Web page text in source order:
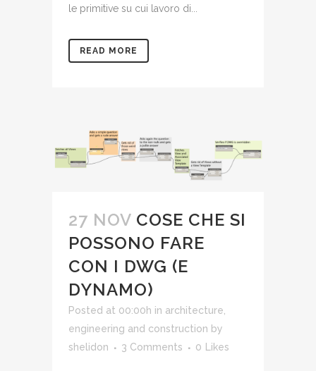
le primitive su cui lavoro di...
READ MORE
27 NOV COSE CHE SI
POSSONO FARE
CON I DWG (E
DYNAMO)
Posted at 00:00h in architecture,
engineering and construction by
shelidon
3 Comments 0 Likes